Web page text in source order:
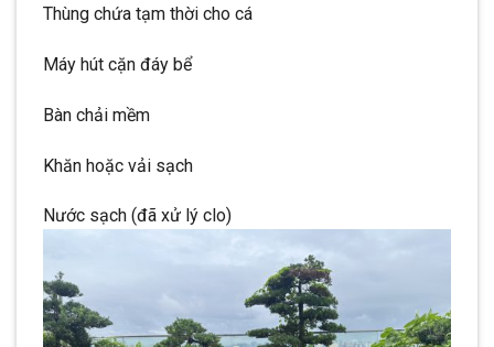
Thùng chứa tạm thời cho cá
Máy hút cặn đáy bể
Bàn chải mềm
Khăn hoặc vải sạch
Nước sạch (đã xử lý clo)